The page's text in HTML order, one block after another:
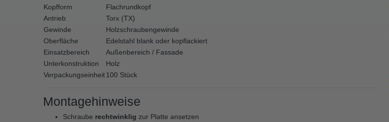
Kopfform
Flachrundkopf
Antrieb
Torx (TX)
Gewinde
Holzschraubengewinde
Oberfläche
Edelstahl blank oder kopflackiert
Einsatzbereich
Außenbereich / Fassade
Unterkonstruktion
Holz
Verpackungseinheit100 Stück
Montagehinweise
Schraube rechtwinklig zur Platte ansetzen